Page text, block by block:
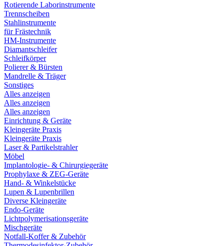
Rotierende Laborinstrumente
Trennscheiben
Stahlinstrumente
für Frästechnik
HM-Instrumente
Diamantschleifer
Schleifkörper
Polierer & Bürsten
Mandrelle & Träger
Sonstiges
Alles anzeigen
Alles anzeigen
Alles anzeigen
Einrichtung & Geräte
Kleingeräte Praxis
Kleingeräte Praxis
Laser & Partikelstrahler
Möbel
Implantologie- & Chirurgiegeräte
Prophylaxe & ZEG-Geräte
Hand- & Winkelstücke
Lupen & Lupenbrillen
Diverse Kleingeräte
Endo-Geräte
Lichtpolymerisationsgeräte
Mischgeräte
Notfall-Koffer & Zubehör